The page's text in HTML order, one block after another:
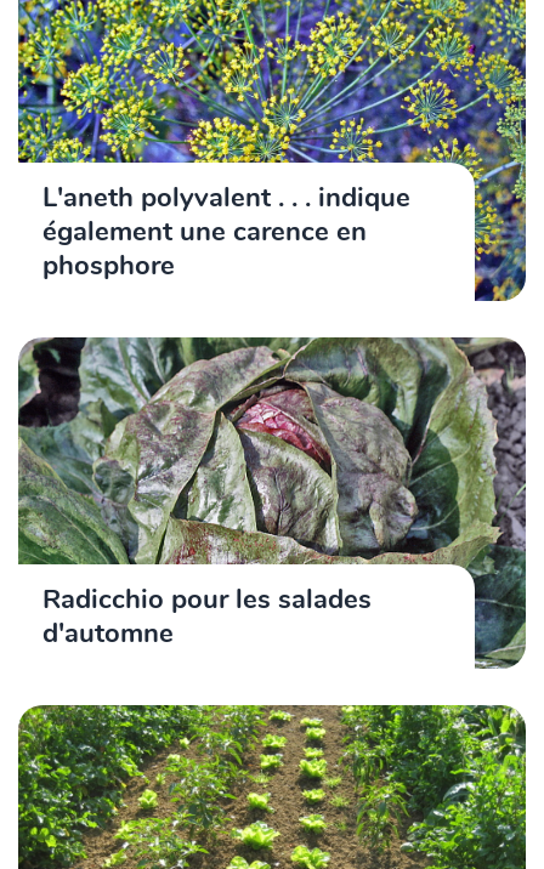
L'aneth polyvalent . . . indique
également une carence en
phosphore
Radicchio pour les salades
d'automne